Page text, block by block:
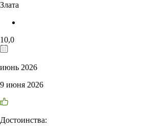
Злата
10,0
июнь 2026
9 июня 2026
Достоинства: